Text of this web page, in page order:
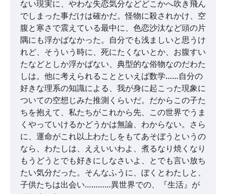
ない現実に、やわな失恋気分などどこかへ吹き飛ん
でしまった事だけは確かだ。怪物に殺されかけ、空
腹と寒さで震えている最中に、色恋沙汰など頭の片
隅にも浮かばなかった。自分でも浅ましいと思うけ
れど、そういう時に、死にたくないとか、お腹すい
たなどとしか浮かばない、典型的な俗物なのだわた
しは。他に考えられることといえば数学……自分の
好きな理系の知識による、我が身に起こった現象に
ついての空想じみた推測くらいだ。だからこの子た
ちを抱えて、私たちがこれから先、この世界でうま
くやっていけるかどうかは無論、わからない。さら
に、運命がこれ以上わたしをもてあそぼうというの
なら、わたしは、ええいいわよ、煮るなり焼くなり
もうどうとでも好きにしなさいよ、とでも言い放ち
たい気分だった。そんなふうに、ぼくとわたしと、
子供たちは出会い…………異世界での、『生活』が